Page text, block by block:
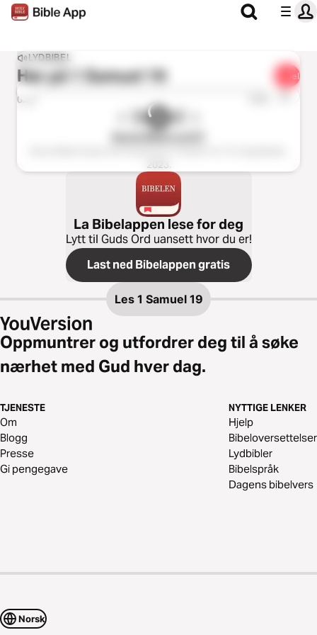
LYDBIBEL
Hør på 1 Samuel 19 Del
0:00
2023.
La Bibelappen lese for deg
Lytt til Guds Ord uansett hvor du er!
Last ned Bibelappen gratis
Les 1 Samuel 19
Oppmuntrer og utfordrer deg til å søke
nærhet med Gud hver dag.
TJENESTE
Om
Blogg
Presse
Gi pengegave
NYTTIGE LENKER
Hjelp
Bibeloversettelser
Lydbibler
Bibelspråk
Dagens bibelvers
Norsk